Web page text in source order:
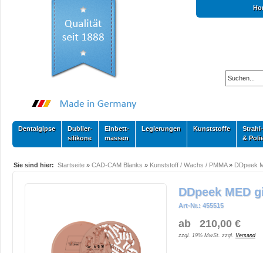
Dentalgipse
Dublier-
silikone
Einbett-
massen
Legierungen Kunststoffe
Strahl-
&
Sie sind hier: Startseite » CAD-CAM Blanks » Kunststoff / Wachs / PMMA» DDpeek
DDpeek MED
Art-Nr.: 455515
ab 210,00 €
zzgl. 19% MwSt. zzgl. Versand